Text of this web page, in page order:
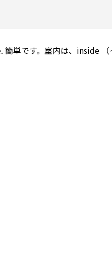
単です。室内は、inside